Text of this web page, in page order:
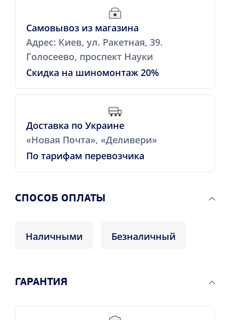
Самовывоз из магазина
Адрес: Киев, ул. Ракетная, 39.
Голосеево, проспект Науки
Скидка на шиномонтаж 20%
Доставка по Украине
«Новая Почта», «Деливери»
По тарифам перевозчика
CПОСОБ ОПЛАТЫ
Наличными Безналичный
ГАРАНТИЯ